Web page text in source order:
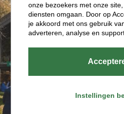
n
onze bezoekers met onze
diensten omgaan. Door op
je akkoord met ons gebruik
adverteren, analyse en
Instellingen